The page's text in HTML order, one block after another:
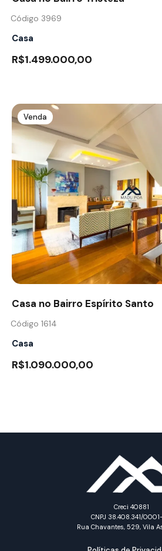
Código 3969
Casa
R$1.499.000,00
Venda
Casa no Bairro Espírito Santo
Código 1614
Casa
R$1.090.000,00
Creci 40881
CNPJ 38.408.341/
Rua Chavantes, 529, Vila